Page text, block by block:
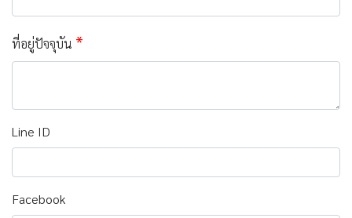
ที่อยู่ปัจจุบัน *
Line ID
Facebook